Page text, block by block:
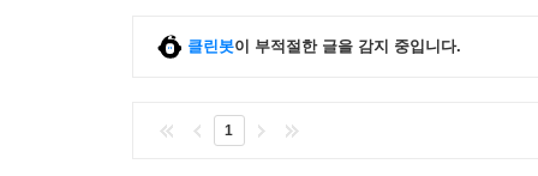
클린봇이 부적절한 글을 감지 중입니다.
1